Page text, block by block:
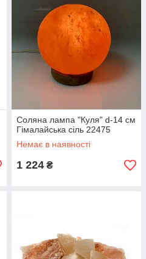
Соляна лампа "Куля" d-14 см
Гімалайська сіль 22475
Немає в наявності
1 224 ₴